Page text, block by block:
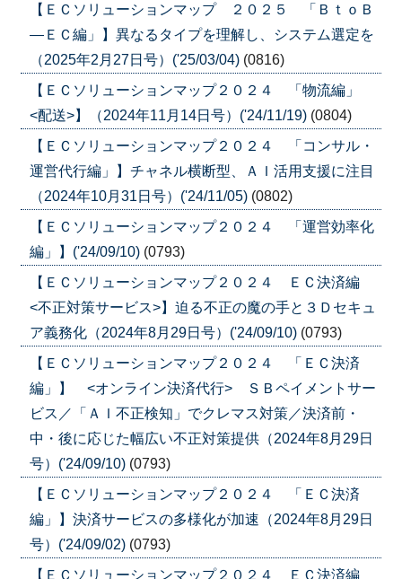
【ＥＣソリューションマップ ２０２５ 「ＢｔｏＢ
―ＥＣ編」】異なるタイプを理解し、システム選定を
（2025年2月27日号）('25/03/04) (0816)
【ＥＣソリューションマップ２０２４ 「物流編」
<配送>】（2024年11月14日号）('24/11/19) (0804)
【ＥＣソリューションマップ２０２４ 「コンサル・
運営代行編」】チャネル横断型、ＡＩ活用支援に注目
（2024年10月31日号）('24/11/05) (0802)
【ＥＣソリューションマップ２０２４ 「運営効率化
編」】('24/09/10) (0793)
【ＥＣソリューションマップ２０２４ ＥＣ決済編
<不正対策サービス>】迫る不正の魔の手と３Ｄセキュ
ア義務化（2024年8月29日号）('24/09/10) (0793)
【ＥＣソリューションマップ２０２４ 「ＥＣ決済
編」】 <オンライン決済代行> ＳＢペイメントサー
ビス／「ＡＩ不正検知」でクレマス対策／決済前・
中・後に応じた幅広い不正対策提供（2024年8月29日
号）('24/09/10) (0793)
【ＥＣソリューションマップ２０２４ 「ＥＣ決済
編」】決済サービスの多様化が加速（2024年8月29日
号）('24/09/02) (0793)
【ＥＣソリューションマップ２０２４ ＥＣ決済編